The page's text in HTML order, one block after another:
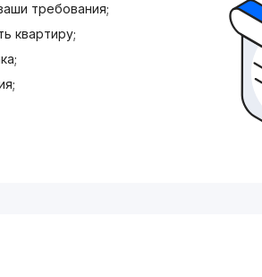
требования;
квартиру;